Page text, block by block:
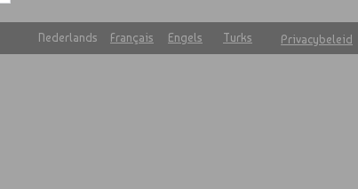
Nederlands Français Engels Turks Privacybeleid